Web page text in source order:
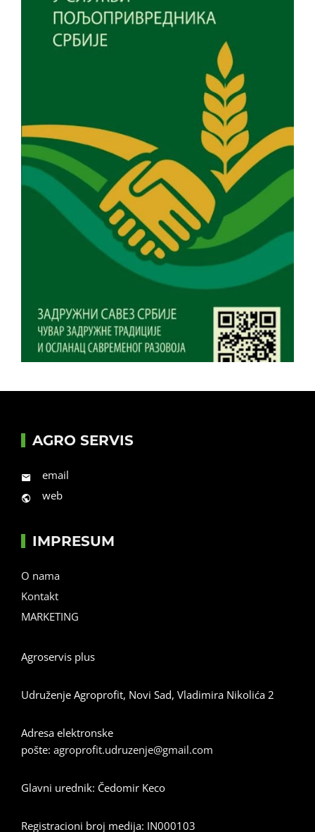
AGRO SERVIS
email
web
IMPRESUM
O nama
Kontakt
MARKETING
Agroservis plus
Udruženje Agroprofit, Novi Sad, Vladimira Nikolića 2
Adresa elektronske
pošte: agroprofit.udruzenje@gmail.com
Glavni urednik: Čedomir Keco
Registracioni broj medija: IN000103